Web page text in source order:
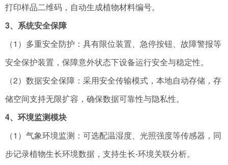
打印样品二维码，自动生成植物材料编号。
3、系统安全保障
（1）多重安全防护：具有限位装置、急停按钮、故障警报等
安全保护装置，保障意外状态下设备运行安全与稳定性。
（2）数据安全保障：采用安全传输模式，本地自动存储，存
储空间支持无限扩容，确保数据可靠性与隐私性。
4、环境监测模块
（1）气象环境监测：可选配温湿度、光照强度等传感器，同
步记录植物生长环境数据，支持生长-环境关联分析。